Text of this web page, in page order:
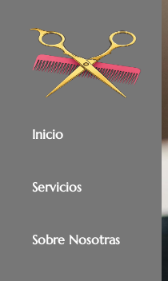
Inicio
Servicios
Sobre Nosotras